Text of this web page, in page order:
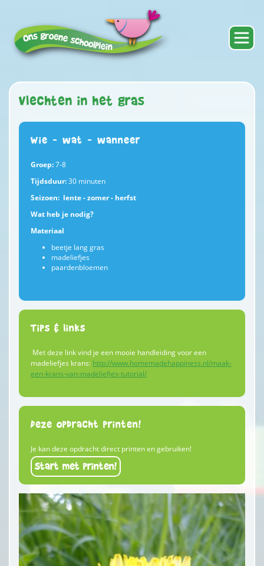
Vlechten in het gras
Wie – wat – wanneer
Groep:7-8
Tijdsduur:30 minuten
Seizoen: lente - zomer - herfst
Wat heb je nodig?
Materiaal
beetje lang gras
madeliefjes
paardenbloemen
Tips & links
Met deze link vind je een mooie handleiding voor een
madeliefjes krans: http://www.homemadehappiness.nl/maak-
een-krans-van-madeliefjes-tutorial/
Deze opdracht printen!
Je kan deze opdracht direct printen en gebruiken!
Start met printen!